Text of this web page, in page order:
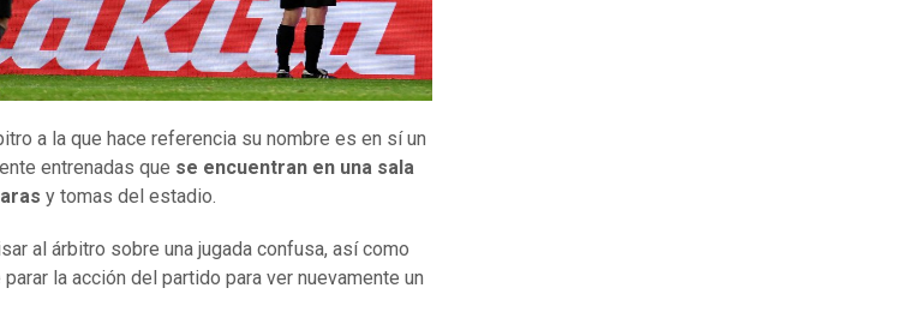
a la que hace referencia su nombre es en sí un
entrenadas que se encuentran en una sala
y tomas del estadio.
al árbitro sobre una jugada confusa, así como
la acción del partido para ver nuevamente un